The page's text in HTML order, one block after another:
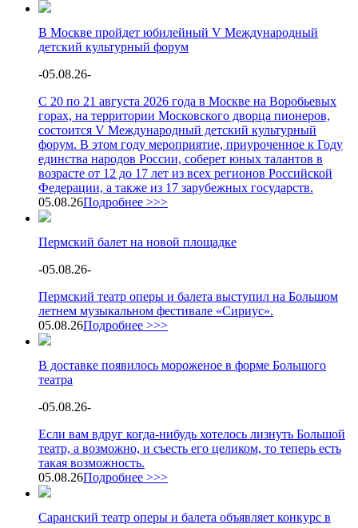
В Москве пройдет юбилейный V Международный
детский культурный форум
-05.08.26-
С 20 по 21 августа 2026 года в Москве на Воробьевых
горах, на территории Московского дворца пионеров,
состоится V Международный детский культурный
форум. В этом году мероприятие, приуроченное к Году
единства народов России, соберет юных талантов в
возрасте от 12 до 17 лет из всех регионов Российской
Федерации, а также из 17 зарубежных государств.
05.08.26Подробнее >>>
Пермский балет на новой площадке
-05.08.26-
Пермский театр оперы и балета выступил на Большом
летнем музыкальном фестивале «Сириус».
05.08.26Подробнее >>>
В доставке появилось мороженое в форме Большого
театра
-05.08.26-
Если вам вдруг когда-нибудь хотелось лизнуть Большой
театр, а возможно, и съесть его целиком, то теперь есть
такая возможность.
05.08.26Подробнее >>>
Саранский театр оперы и балета объявляет конкурс в